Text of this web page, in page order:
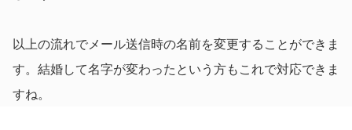
以上の流れでメール送信時の名前を変更することができま
す。結婚して名字が変わったという方もこれで対応できま
すね。